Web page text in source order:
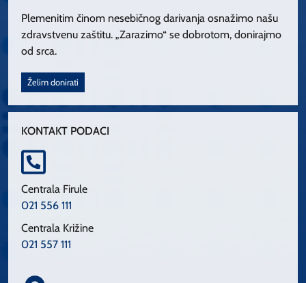
Plemenitim činom nesebičnog darivanja osnažimo našu
zdravstvenu zaštitu. „Zarazimo“ se dobrotom, donirajmo
od srca.
Želim donirati
KONTAKT PODACI
Centrala Firule
021 556 111
Centrala Križine
021 557 111